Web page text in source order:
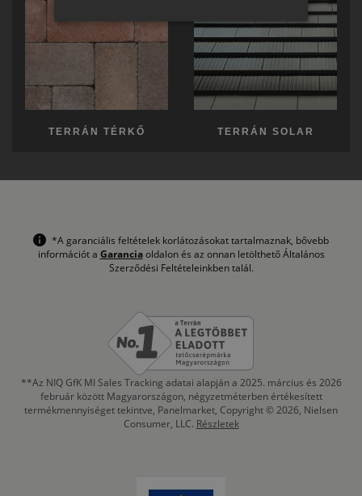
TERRÁN TÉRKŐ TERRÁN SOLAR
*A garanciális feltételek korlátozásokat tartalmaznak, bővebb
információt a Garanciaoldalon és az onnan letölthető Általános
Szerződési Feltételeinkben talál.
**Az NIQ GfK MI Sales Tracking adatai alapján a 2025. március és 2026
február között Magyarországon, négyzetméterben értékesített
termékmennyiséget tekintve, Panelmarket, Copyright © 2026, Nielsen
Consumer, LLC. Részletek
ITALIAN